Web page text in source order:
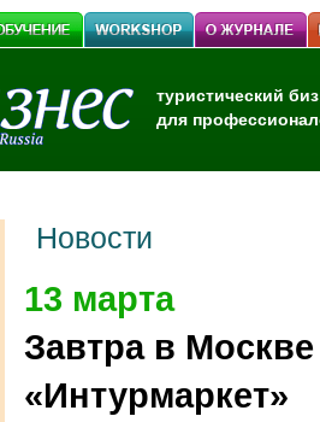
туристический
для
Новости
13 марта
Завтра в Москве
«Интурмаркет»